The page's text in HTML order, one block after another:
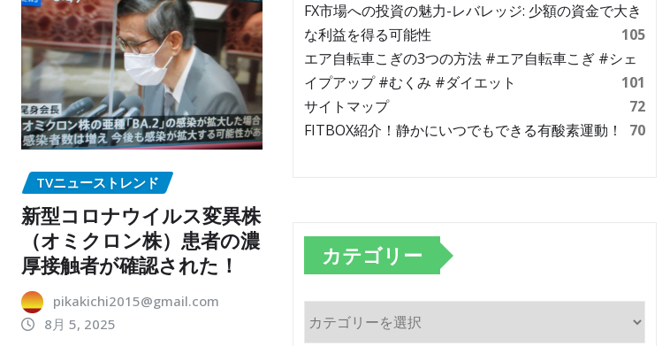
TVニューストレンド
新型コロナウイルス変異株
（オミクロン株）患者の濃
厚接触者が確認された！
pikakichi2015@gmail.com
8月 5, 2025
FX市場への投資の魅力-レバレッジ: 少額の資金で大き
な利益を得る可能性
105
エア自転車こぎの3つの方法 #エア自転車こぎ #シェ
イプアップ #むくみ #ダイエット
101
サイトマップ
72
FITBOX紹介！静かにいつでもできる有酸素運動！
70
カテゴリー
テ